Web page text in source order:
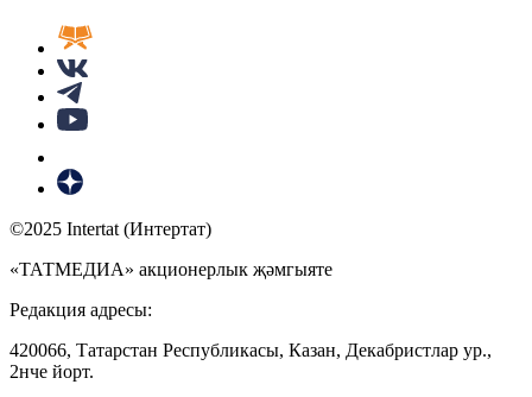
©2025 Intertat (Интертат)
«ТАТМЕДИА» акционерлык җәмгыяте
Редакция адресы:
420066, Татарстан Республикасы, Казан, Декабристлар ур.,
2нче йорт.